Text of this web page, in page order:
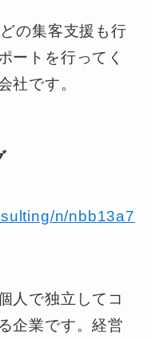
の集客支援も行
ートを行ってく
社です。
n/nbb13a7
人で独立してコ
企業です。経営